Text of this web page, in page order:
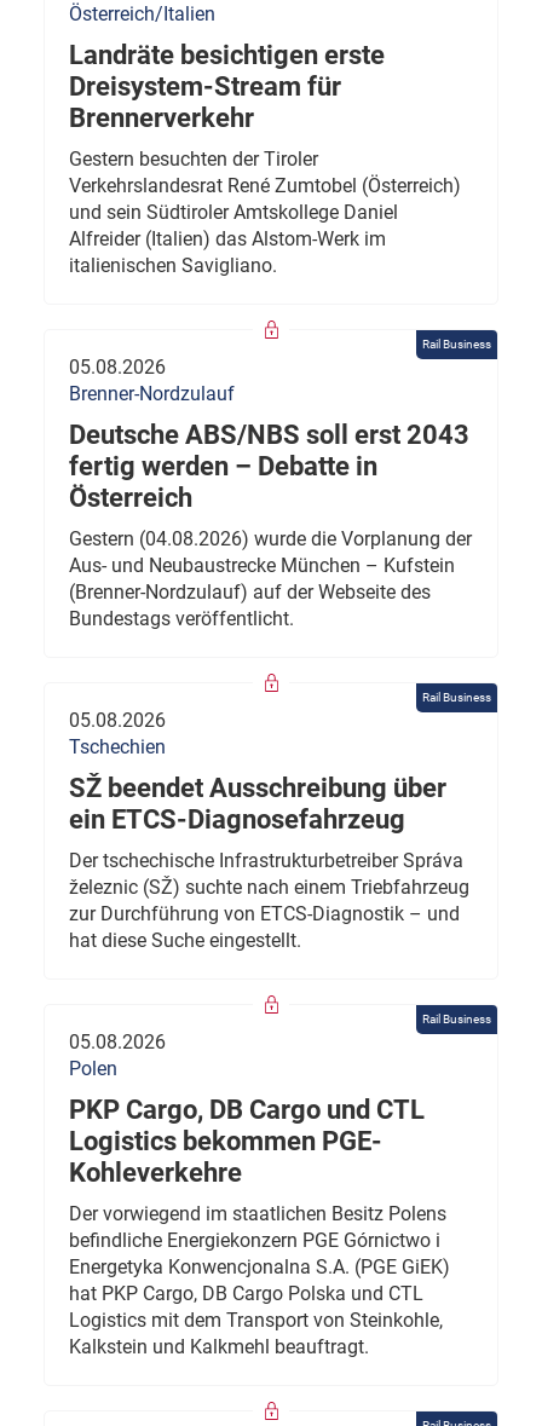
Österreich/Italien
Landräte besichtigen erste
Dreisystem-Stream für
Brennerverkehr
Gestern besuchten der Tiroler
Verkehrslandesrat René Zumtobel (Österreich)
und sein Südtiroler Amtskollege Daniel
Alfreider (Italien) das Alstom-Werk im
italienischen Savigliano.
Rail Business
05.08.2026
Brenner-Nordzulauf
Deutsche ABS/NBS soll erst 2043
fertig werden – Debatte in
Österreich
Gestern (04.08.2026) wurde die Vorplanung der
Aus- und Neubaustrecke München – Kufstein
(Brenner-Nordzulauf) auf der Webseite des
Bundestags veröffentlicht.
Rail Business
05.08.2026
Tschechien
SŽ beendet Ausschreibung über
ein ETCS-Diagnosefahrzeug
Der tschechische Infrastrukturbetreiber Správa
železnic (SŽ) suchte nach einem Triebfahrzeug
zur Durchführung von ETCS-Diagnostik – und
hat diese Suche eingestellt.
Rail Business
05.08.2026
Polen
PKP Cargo, DB Cargo und CTL
Logistics bekommen PGE-
Kohleverkehre
Der vorwiegend im staatlichen Besitz Polens
befindliche Energiekonzern PGE Górnictwo i
Energetyka Konwencjonalna S.A. (PGE GiEK)
hat PKP Cargo, DB Cargo Polska und CTL
Logistics mit dem Transport von Steinkohle,
Kalkstein und Kalkmehl beauftragt.